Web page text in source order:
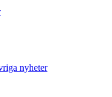
nyheter